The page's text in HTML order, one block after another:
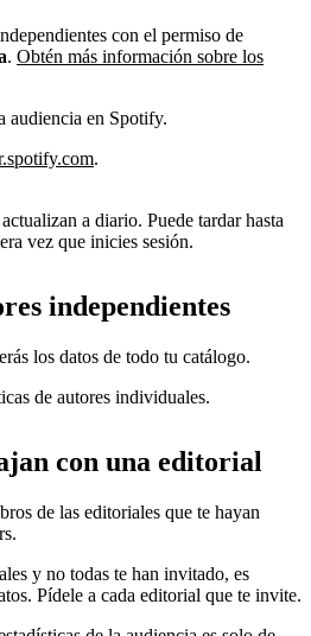
con el permiso de
. Obtén más información sobre los
audiencia en Spotify.
.
a diario. Puede tardar hasta
vez que inicies sesión.
independientes
los datos de todo tu catálogo.
de autores individuales.
con una editorial
de las editoriales que te hayan
y no todas te han invitado, es
Pídele a cada editorial que te invite.